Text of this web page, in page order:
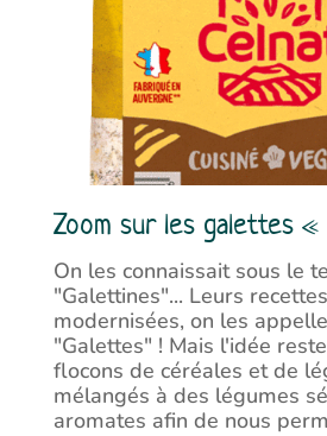
Zoom sur les galettes
On les connaissait sous le
"Galettines"... Leurs
modernisées, on les
"Galettes" ! Mais l'idée
flocons de céréales et de
mélangés à des légumes
aromates afin de nous